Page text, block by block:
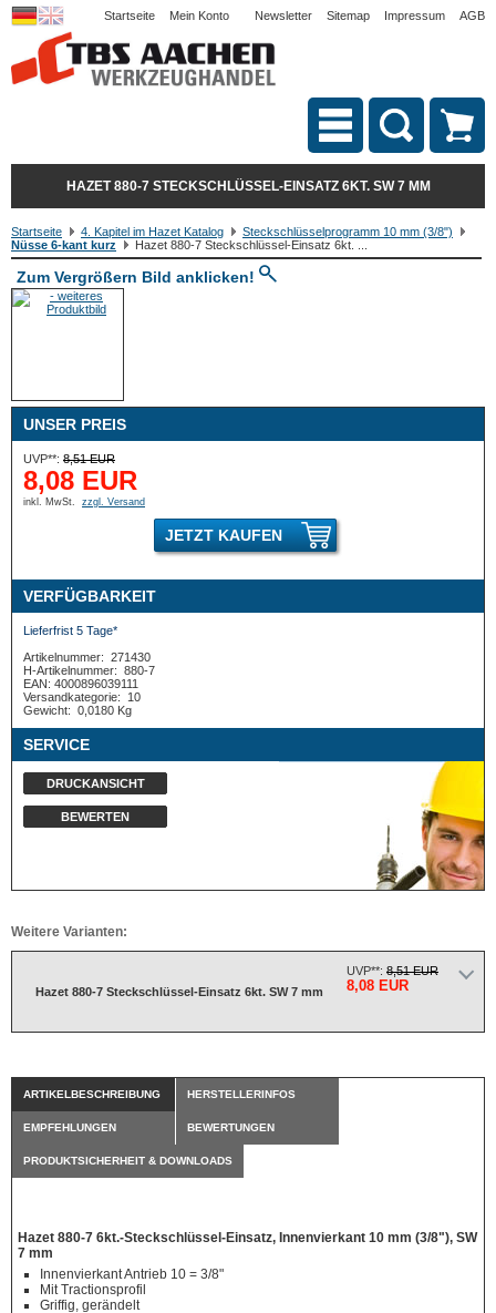
Startseite Mein Konto Newsletter Sitemap Impressum AGB
HAZET 880-7 STECKSCHLÜSSEL-EINSATZ 6KT. SW 7 MM
Startseite 4. Kapitel im Hazet Katalog
Steckschlüsselprogramm 10 mm (3/8")
Nüsse 6-kant kurz
Hazet 880-7 Steckschlüssel-Einsatz 6kt. ...
Zum Vergrößern Bild anklicken!
UNSER PREIS
UVP**: 8,51 EUR
8,08 EUR
inkl. MwSt. zzgl. Versand
JETZT KAUFEN
VERFÜGBARKEIT
Lieferfrist 5 Tage*
Artikelnummer: 271430
H-Artikelnummer: 880-7
EAN: 4000896039111
Versandkategorie:
10
Gewicht: 0,0180 Kg
SERVICE
DRUCKANSICHT
BEWERTEN
Weitere Varianten:
Hazet 880-7 Steckschlüssel-Einsatz 6kt. SW 7 mm
UVP**: 8,51 EUR
8,08 EUR
ARTIKELBESCHREIBUNG HERSTELLERINFOS
EMPFEHLUNGEN BEWERTUNGEN
PRODUKTSICHERHEIT & DOWNLOADS
Hazet 880-7 6kt.-Steckschlüssel-Einsatz, Innenvierkant 10 mm (3/8"), SW
7 mm
Innenvierkant Antrieb 10 = 3/8"
Mit Tractionsprofil
Griffig, gerändelt